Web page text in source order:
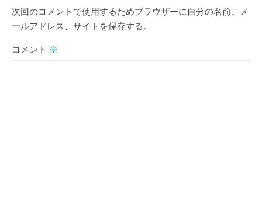
次回のコメントで使用するためブラウザーに自分の名前、メ
ールアドレス、サイトを保存する。
コメント ※